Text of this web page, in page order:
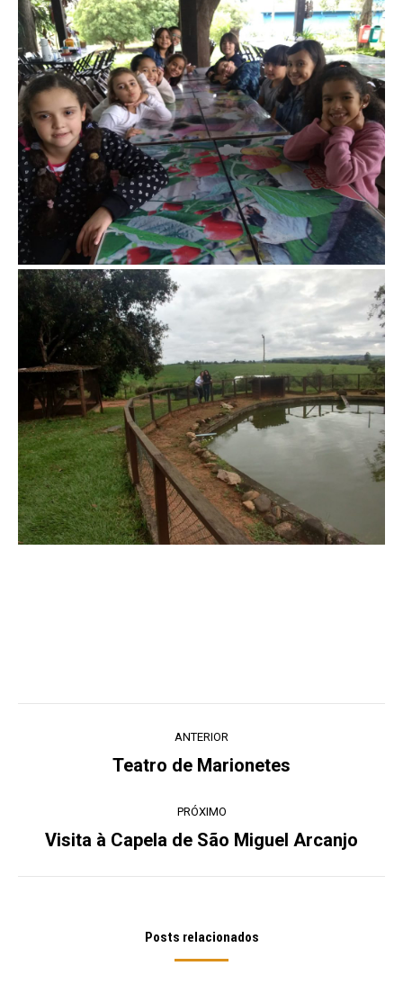
ANTERIOR
Post
Teatro de Marionetes
PRÓXIMO
Próximo
Visita à Capela de São Miguel Arcanjo
Posts relacionados